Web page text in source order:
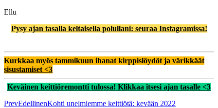
Ellu
Pysy ajan tasalla keltaisella polullani: seuraa Instagramissa!
Kurkkaa myös tammikuun ihanat kirppislöydöt ja värikkäät
sisustamiset <3
Keväinen keittiöremontti tulossa! Klikkaa itsesi ajan tasalle <3
PrevEdellinenKohti unelmiemme keittiötä: kevään 2022